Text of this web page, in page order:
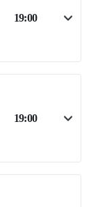
19:00
19:00